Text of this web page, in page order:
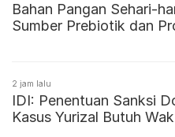
Bahan Pangan Sehari-
Sumber Prebiotik dan
2 jam lalu
IDI: Penentuan Sanksi
Kasus Yurizal Butuh